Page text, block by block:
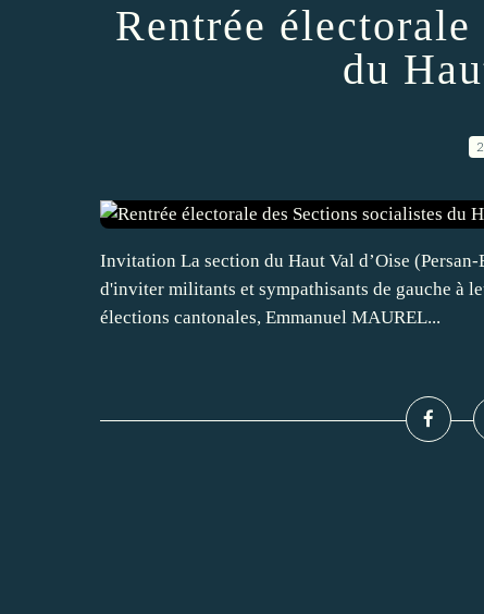
Rentrée
du
Invitation La section du Haut Val d’Oise
d'inviter militants et sympathisants de gauche à
élections cantonales, Emmanuel MAUREL...